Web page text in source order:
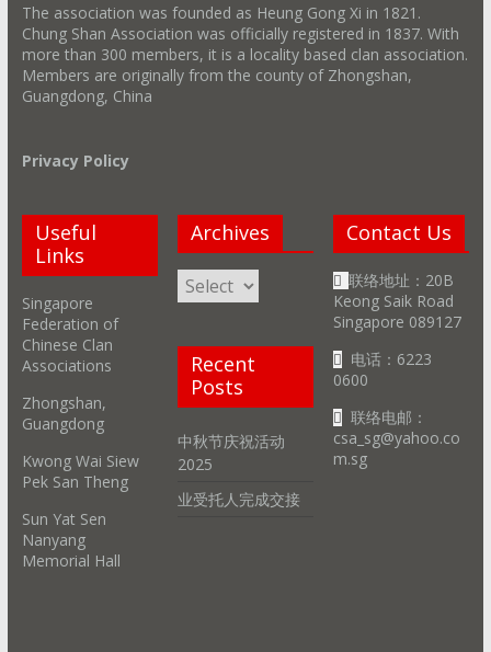
The association was founded as Heung Gong Xi in 1821.
Chung Shan Association was officially registered in 1837. With
more than 300 members, it is a locality based clan association.
Members are originally from the county of Zhongshan,
Guangdong, China
Privacy Policy
Useful
Links
Singapore
Federation of
Chinese Clan
Associations
Zhongshan,
Guangdong
Kwong Wai Siew
Pek San Theng
Sun Yat Sen
Nanyang
Memorial Hall
Archives
Archives
Recent
Posts
中秋节庆祝活动
2025
业受托人完成交接
Contact Us
联络地址：20B
Keong Saik Road
Singapore 089127
电话：6223
0600
联络电邮：
csa_sg@yahoo.co
m.sg